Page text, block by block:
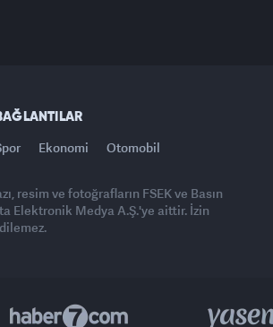
Ekonomi Otomobil
resim ve fotoğrafların FSEK ve Basın
Elektronik Medya A.Ş.'ye aittir. İzin